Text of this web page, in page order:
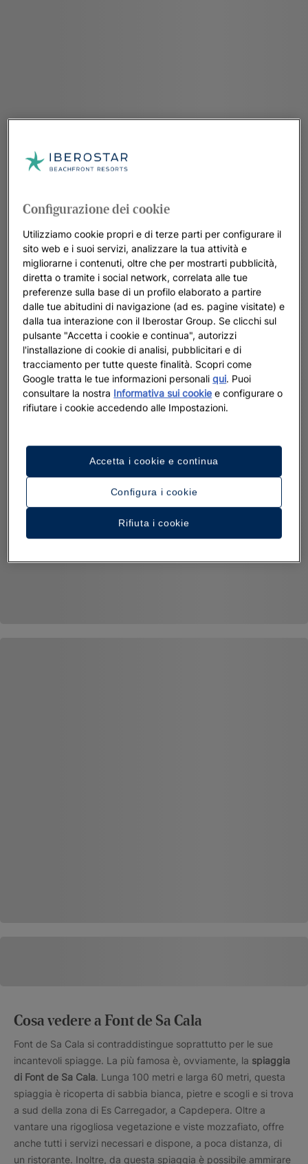
Cosa vedere a Font de Sa Cala
Font de Sa Cala si contraddistingue soprattutto per le sue
incantevoli spiagge. La più famosa è, ovviamente, la spiaggia
di Font de Sa Cala. Lunga 100 metri e larga 60 metri, questa
spiaggia è ricoperta di sabbia bianca, pietre e scogli e si trova
a sud della zona di Es Carregador, a Capdepera. Oltre a
vantare una rigogliosa vegetazione e viste mozzafiato, offre
anche tutti i servizi necessari e dispone, a poca distanza, di
un ristorante. Inoltre, da questa spiaggia è possibile ammirare
Configurazione dei cookie
Utilizziamo cookie propri e di terze parti per configurare il
sito web e i suoi servizi, analizzare la tua attività e
migliorarne i contenuti, oltre che per mostrarti pubblicità,
diretta o tramite i social network, correlata alle tue
preferenze sulla base di un profilo elaborato a partire
dalle tue abitudini di navigazione (ad es. pagine visitate) e
dalla tua interazione con il Iberostar Group. Se clicchi sul
pulsante "Accetta i cookie e continua", autorizzi
l'installazione di cookie di analisi, pubblicitari e di
tracciamento per tutte queste finalità. Scopri come
Google tratta le tue informazioni personaliqui. Puoi
consultare la nostra Informativa sui cookie e configurare o
rifiutare i cookie accedendo alle Impostazioni.
Configura i cookie
Rifiuta i cookie
Accetta i cookie e continua